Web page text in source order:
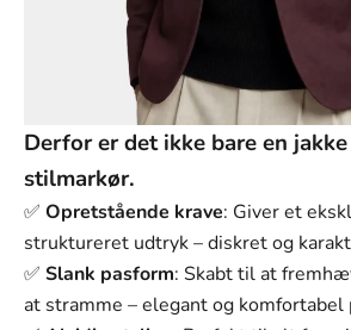
Derfor er det ikke bare en
stilmarkør.
✅ Opretstående krave: Giver et
struktureret udtryk – diskret og
✅ Slank pasform: Skabt til at
at stramme – elegant og komfortabel